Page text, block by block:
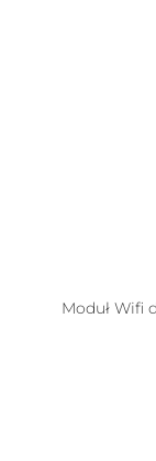
Moduł Wifi